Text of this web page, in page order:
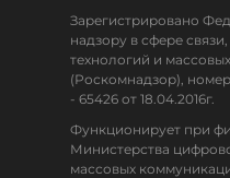
Зарегистрировано
надзору в сфере
технологий и
(Роскомнадзор),
- 65426 от 18.04.2016г.
Функционирует при
Министерства
массовых